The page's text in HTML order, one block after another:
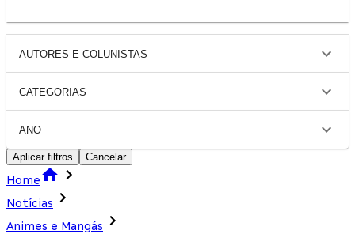
AUTORES E COLUNISTAS
CATEGORIAS
ANO
Aplicar filtros Cancelar
Home
Notícias
Animes e Mangás